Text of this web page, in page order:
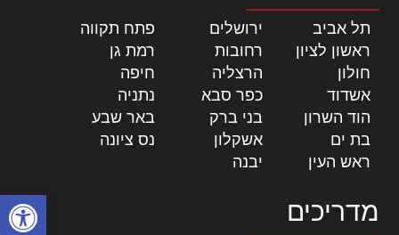
פתח
תל אביב ירושלים פתח תקווה
ראשון לציון
רחובות רמת גן
חולון
הרצליה חיפה
אשדוד
כפר סבא נתניה
הוד השרון
בני ברק באר שבע
בת ים
אשקלון נס ציונה
ראש העין
יבנה
מדריכים